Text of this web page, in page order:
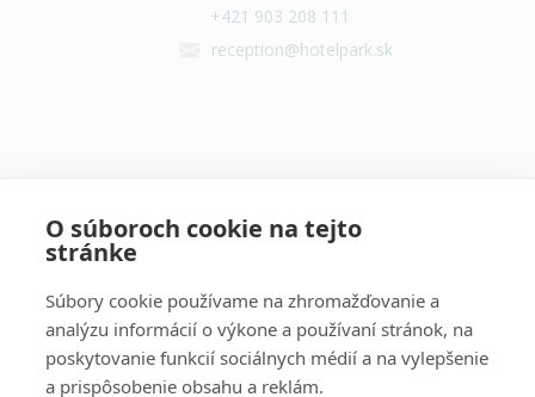
+421 903 208 111
reception@hotelpark.sk
Dôležité informácie
O súboroch cookie na tejto
stránke
Súbory cookie používame na zhromažďovanie a
analýzu informácií o výkone a používaní stránok, na
poskytovanie funkcií sociálnych médií a na vylepšenie
a prispôsobenie obsahu a reklám.